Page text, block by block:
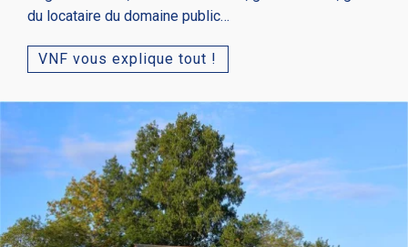
du locataire du domaine public…
VNF vous explique tout !